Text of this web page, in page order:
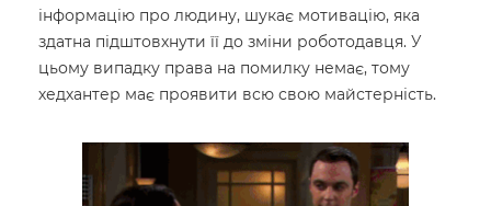
інформацію про людину, шукає мотивацію, яка
здатна підштовхнути її до зміни роботодавця. У
цьому випадку права на помилку немає, тому
хедхантер має проявити всю свою майстерність.